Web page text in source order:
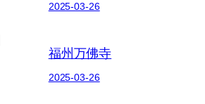
2025-03-26
福州万佛寺
2025-03-26